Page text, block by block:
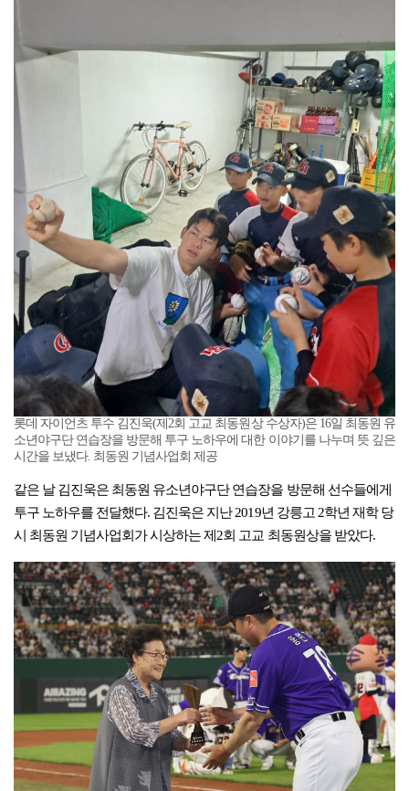
롯데 자이언츠 투수 김진욱(제2회 고교 최동원상 수상자)은 16일 최동원 유
소년야구단 연습장을 방문해 투구 노하우에 대한 이야기를 나누며 뜻 깊은
시간을 보냈다. 최동원 기념사업회 제공
같은 날 김진욱은 최동원 유소년야구단 연습장을 방문해 선수들에게
투구 노하우를 전달했다. 김진욱은 지난 2019년 강릉고 2학년 재학 당
시 최동원 기념사업회가 시상하는 제2회 고교 최동원상을 받았다.